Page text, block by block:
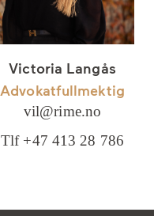
Victoria Langås
Advokatfullmektig
vil@rime.no
Tlf +47 413 28 786